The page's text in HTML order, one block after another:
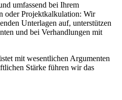
umfassend bei Ihrem
oder Projektkalkulation: Wir
Unterlagen auf, unterstützen
und bei Verhandlungen mit
mit wesentlichen Argumenten
Stärke führen wir das